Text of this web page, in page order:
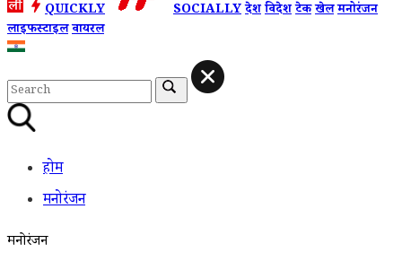
QUICKLY SOCIALLYदेशविदेशटेकखेलमनोरंजन
लाइफस्टाइलवायरल
होम
मनोरंजन
मनोरंजन